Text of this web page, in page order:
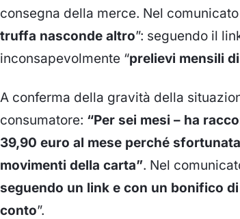
consegna della merce. Nel
truffa nasconde altro”: seguendo il
inconsapevolmente “prelievi mensili
A conferma della gravità della
consumatore: “Per sei mesi – ha
39,90 euro al mese perché
movimenti della carta”. Nel
seguendo un link e con un bonifico
conto”.